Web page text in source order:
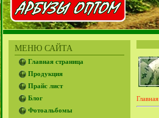
МЕНЮ САЙТА
Главная страница
Продукция
Прайс лист
Блог
Фотоальбомы
Главная